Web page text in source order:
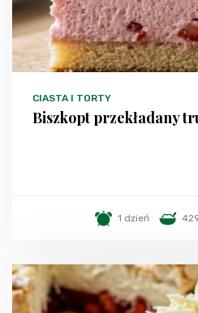
CIASTA I TORTY
Biszkopt przekładany
1 dzień